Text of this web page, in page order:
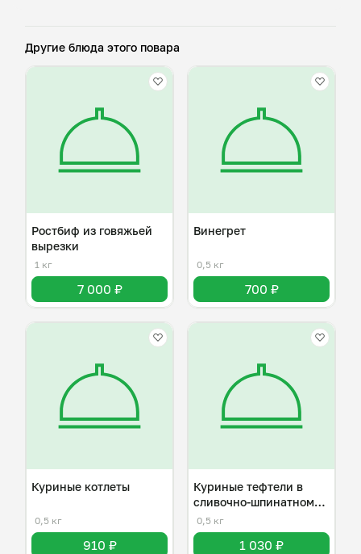
Другие блюда этого повара
Ростбиф из говяжьей
вырезки
1 кг
7 000 ₽
Винегрет
0,5 кг
700 ₽
Куриные котлеты
0,5 кг
910 ₽
Куриные тефтели в
сливочно-шпинатном
соусе
0,5 кг
1 030 ₽